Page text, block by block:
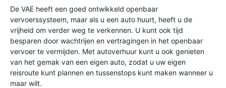
De VAE heeft een goed ontwikkeld openbaar
vervoerssysteem, maar als u een auto huurt, heeft u de
vrijheid om verder weg te verkennen. U kunt ook tijd
besparen door wachtrijen en vertragingen in het openbaar
vervoer te vermijden. Met autoverhuur kunt u ook genieten
van het gemak van een eigen auto, zodat u uw eigen
reisroute kunt plannen en tussenstops kunt maken wanneer u
maar wilt.